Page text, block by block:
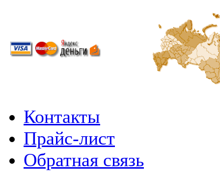
Контакты
Прайс-лист
Обратная связь